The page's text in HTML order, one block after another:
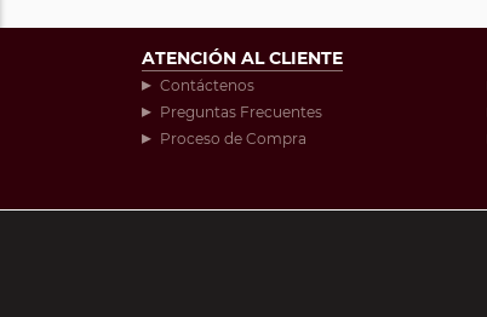
ATENCIÓN AL CLIENTE
Contáctenos
Preguntas Frecuentes
Proceso de Compra